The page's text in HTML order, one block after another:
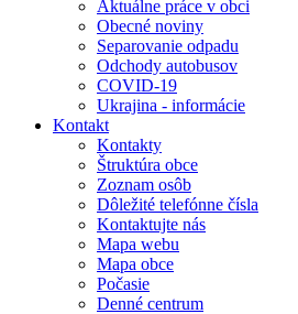
Aktuálne práce v obci
Obecné noviny
Separovanie odpadu
Odchody autobusov
COVID-19
Ukrajina - informácie
Kontakt
Kontakty
Štruktúra obce
Zoznam osôb
Dôležité telefónne čísla
Kontaktujte nás
Mapa webu
Mapa obce
Počasie
Denné centrum